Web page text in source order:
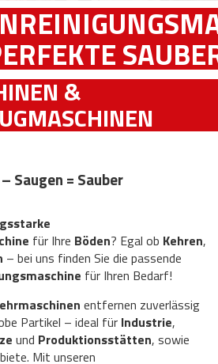
&
Saugen = Sauber
für Ihre Böden? Egal ob Kehren,
– bei uns finden Sie die passende
für Ihren Bedarf!
entfernen zuverlässig
Partikel – ideal für Industrie,
und Produktionsstätten, sowie
Mit unseren